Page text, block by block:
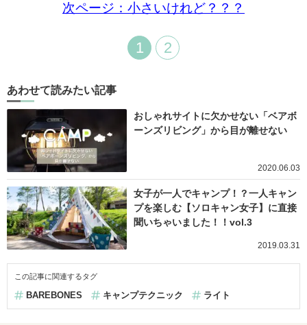
次ページ：小さいけれど？？？
1 2
あわせて読みたい記事
おしゃれサイトに欠かせない「ベアボ
ーンズリビング」から目が離せない
2020.06.03
女子が一人でキャンプ！？一人キャン
プを楽しむ【ソロキャン女子】に直接
聞いちゃいました！！vol.3
2019.03.31
この記事に関連するタグ
BAREBONES キャンプテクニック ライト